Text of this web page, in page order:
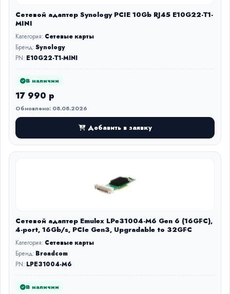
Сетевой адаптер Synology PCIE 10Gb RJ45 E10G22-T1-
MINI
Категория: Сетевые карты
Бренд:Synology
PN: E10G22-T1-MINI
В наличии
17 990 р
Обновлено: 08.08.2026
Добавить в заявку
Сетевой адаптер Emulex LPe31004-M6 Gen 6 (16GFC),
4-port, 16Gb/s, PCIe Gen3, Upgradable to 32GFC
Категория: Сетевые карты
Бренд: Broadcom
PN: LPE31004-M6
В наличии